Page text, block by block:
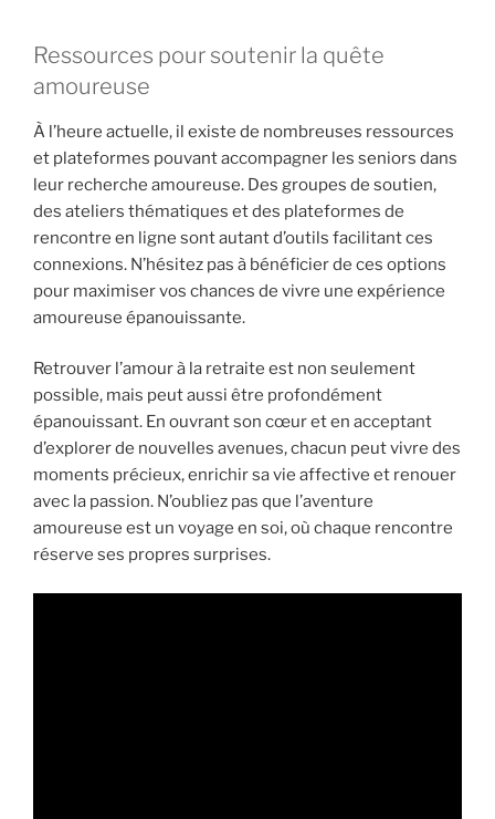
Ressources pour soutenir la quête
amoureuse
À l’heure actuelle, il existe de nombreuses ressources
et plateformes pouvant accompagner les seniors dans
leur recherche amoureuse. Des groupes de soutien,
des ateliers thématiques et des plateformes de
rencontre en ligne sont autant d’outils facilitant ces
connexions. N’hésitez pas à bénéficier de ces options
pour maximiser vos chances de vivre une expérience
amoureuse épanouissante.
Retrouver l’amour à la retraite est non seulement
possible, mais peut aussi être profondément
épanouissant. En ouvrant son cœur et en acceptant
d’explorer de nouvelles avenues, chacun peut vivre des
moments précieux, enrichir sa vie affective et renouer
avec la passion. N’oubliez pas que l’aventure
amoureuse est un voyage en soi, où chaque rencontre
réserve ses propres surprises.